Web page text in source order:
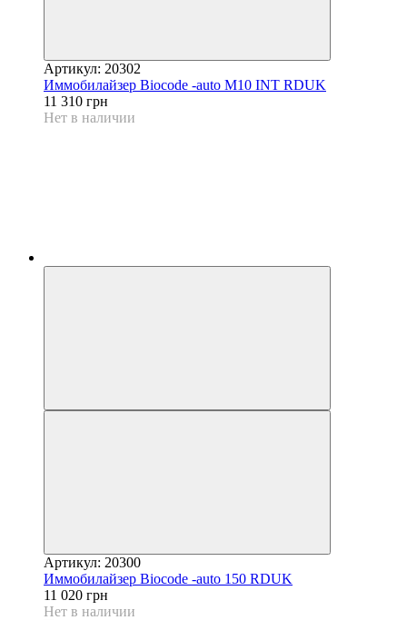
Артикул: 20302
Иммобилайзер Biocode -auto M10 INT RDUK
11 310 грн
Нет в наличии
Артикул: 20300
Иммобилайзер Biocode -auto 150 RDUK
11 020 грн
Нет в наличии